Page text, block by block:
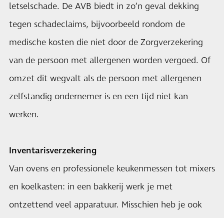
letselschade. De AVB biedt in zo’n geval dekking
tegen schadeclaims, bijvoorbeeld rondom de
medische kosten die niet door de Zorgverzekering
van de persoon met allergenen worden vergoed. Of
omzet dit wegvalt als de persoon met allergenen
zelfstandig ondernemer is en een tijd niet kan
werken.
Inventarisverzekering
Van ovens en professionele keukenmessen tot mixers
en koelkasten: in een bakkerij werk je met
ontzettend veel apparatuur. Misschien heb je ook